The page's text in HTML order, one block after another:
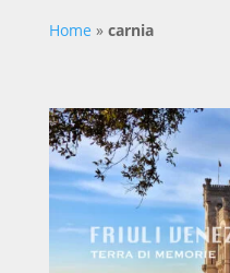
Home » carnia